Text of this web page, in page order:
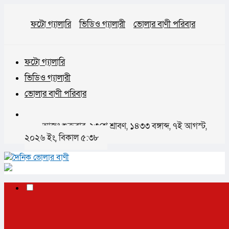
ফটো গ্যালারি ভিডিও গ্যালারী ভোলার বাণী পরিবার
ফটো গ্যালারি
ভিডিও গ্যালারী
ভোলার বাণী পরিবার
আজঃ শুক্রবার, ২৩শে শ্রাবণ, ১৪৩৩ বঙ্গাব্দ, ৭ই আগস্ট,
২০২৬ ইং, বিকাল ৫:৩৮
✕